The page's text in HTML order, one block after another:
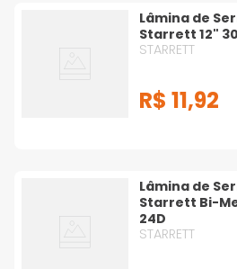
Lâmina de
Starrett 12"
STARRETT
R$ 11,92
Lâmina de
Starrett Bi-
24D
STARRETT